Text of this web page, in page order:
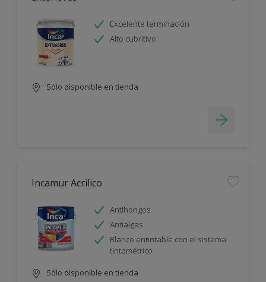
Excelente terminación
Alto cubritivo
Sólo disponible en tienda
Incamur Acrilico
Antihongos
Antialgas
Blanco entintable con el sistema
tintométrico
Sólo disponible en tienda